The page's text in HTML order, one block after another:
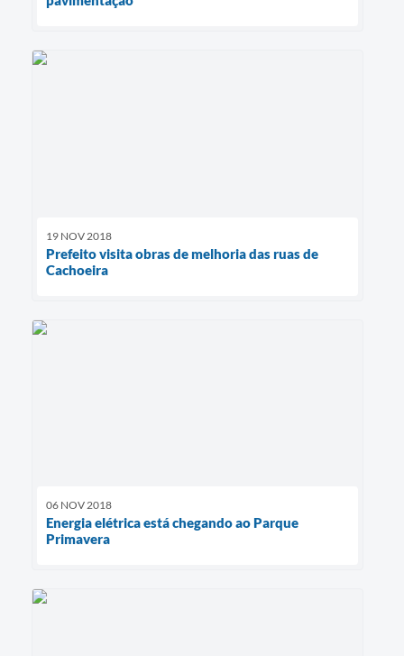
19 NOV 2018
Prefeito visita obras de melhoria das ruas de
Cachoeira
06 NOV 2018
Energia elétrica está chegando ao Parque
Primavera